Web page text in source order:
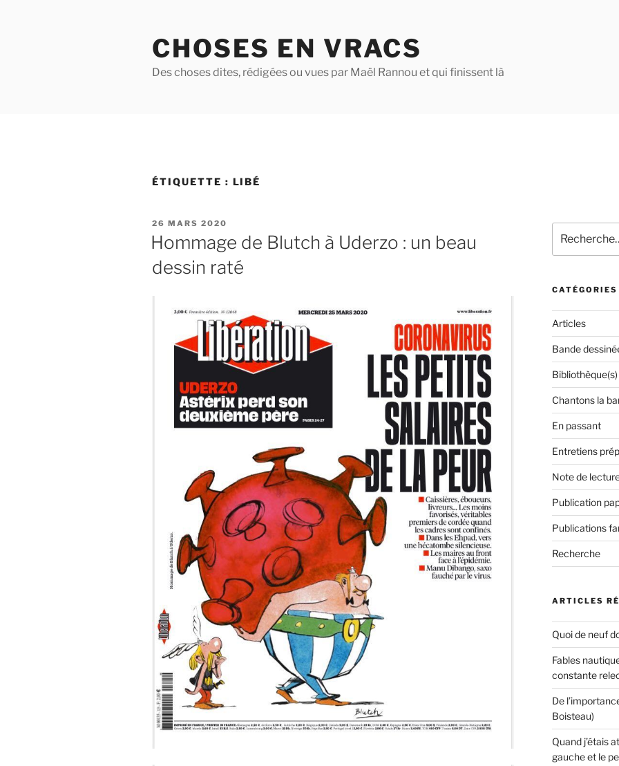
CHOSES EN VRACS
Des choses dites, rédigées ou vues par Maël Rannou et qui finissent là
ÉTIQUETTE : LIBÉ
PUBLIÉ
LE
26 MARS 2020
Hommage de Blutch à Uderzo : un beau
dessin raté
pour
:
CATÉGORIES
Articles
Bande
Bibliothèque(s)
Chantons la
En passant
Entretiens
Note de
Publication
Publications
Recherche
ARTICLES
Quoi de neuf
Fables
constante
De
Boisteau)
Quand j’étais
gauche et le